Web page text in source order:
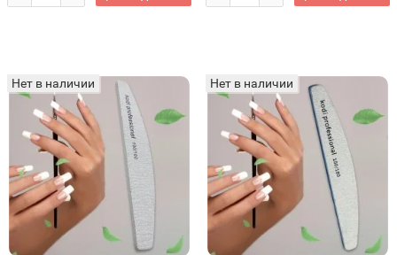
Нет в наличии Нет в наличии